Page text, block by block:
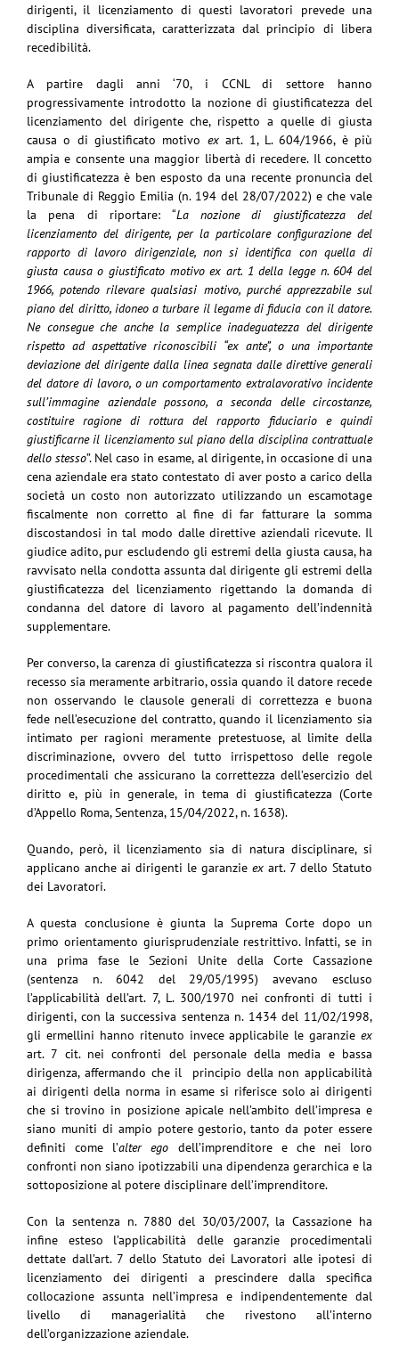
dirigenti, il licenziamento di questi lavoratori prevede una
disciplina diversificata, caratterizzata dal principio di libera
recedibilità.
A partire dagli anni ‘70, i CCNL di settore hanno
progressivamente introdotto la nozione di giustificatezza del
licenziamento del dirigente che, rispetto a quelle di giusta
causa o di giustificato motivo exart. 1, L. 604/1966, è più
ampia e consente una maggior libertà di recedere. Il concetto
di giustificatezza è ben esposto da una recente pronuncia del
Tribunale di Reggio Emilia (n. 194 del 28/07/2022) e che vale
la pena di riportare: “La nozione di giustificatezza del
licenziamento del dirigente, per la particolare configurazione del
rapporto di lavoro dirigenziale, non si identifica con quella di
giusta causa o giustificato motivo ex art. 1 della legge n. 604 del
1966, potendo rilevare qualsiasi motivo, purché apprezzabile sul
piano del diritto, idoneo a turbare il legame di fiducia con il datore.
Ne consegue che anche la semplice inadeguatezza del dirigente
rispetto ad aspettative riconoscibili “ex ante”, o una importante
deviazione del dirigente dalla linea segnata dalle direttive generali
del datore di lavoro, o un comportamento extralavorativo incidente
sull’immagine aziendale possono, a seconda delle circostanze,
costituire ragione di rottura del rapporto fiduciario e quindi
giustificarne il licenziamento sul piano della disciplina contrattuale
dello stesso”. Nel caso in esame, al dirigente, in occasione di una
cena aziendale era stato contestato di aver posto a carico della
società un costo non autorizzato utilizzando un escamotage
fiscalmente non corretto al fine di far fatturare la somma
discostandosi in tal modo dalle direttive aziendali ricevute. Il
giudice adito, pur escludendo gli estremi della giusta causa, ha
ravvisato nella condotta assunta dal dirigente gli estremi della
giustificatezza del licenziamento rigettando la domanda di
condanna del datore di lavoro al pagamento dell’indennità
supplementare.
Per converso, la carenza di giustificatezza si riscontra qualora il
recesso sia meramente arbitrario, ossia quando il datore recede
non osservando le clausole generali di correttezza e buona
fede nell’esecuzione del contratto, quando il licenziamento sia
intimato per ragioni meramente pretestuose, al limite della
discriminazione, ovvero del tutto irrispettoso delle regole
procedimentali che assicurano la correttezza dell’esercizio del
diritto e, più in generale, in tema di giustificatezza (Corte
d’Appello Roma, Sentenza, 15/04/2022, n. 1638).
Quando, però, il licenziamento sia di natura disciplinare, si
applicano anche ai dirigenti le garanzie ex art. 7 dello Statuto
dei Lavoratori.
A questa conclusione è giunta la Suprema Corte dopo un
primo orientamento giurisprudenziale restrittivo. Infatti, se in
una prima fase le Sezioni Unite della Corte Cassazione
(sentenza n. 6042 del 29/05/1995) avevano escluso
l’applicabilità dell’art. 7, L. 300/1970 nei confronti di tutti i
dirigenti, con la successiva sentenza n. 1434 del 11/02/1998,
gli ermellini hanno ritenuto invece applicabile le garanzie ex
art. 7 cit. nei confronti del personale della media e bassa
dirigenza, affermando che il principio della non applicabilità
ai dirigenti della norma in esame si riferisce solo ai dirigenti
che si trovino in posizione apicale nell’ambito dell’impresa e
siano muniti di ampio potere gestorio, tanto da poter essere
definiti come l’alter ego dell’imprenditore e che nei loro
confronti non siano ipotizzabili una dipendenza gerarchica e la
sottoposizione al potere disciplinare dell’imprenditore.
Con la sentenza n. 7880 del 30/03/2007, la Cassazione ha
infine esteso l’applicabilità delle garanzie procedimentali
dettate dall’art. 7 dello Statuto dei Lavoratori alle ipotesi di
licenziamento dei dirigenti a prescindere dalla specifica
collocazione assunta nell’impresa e indipendentemente dal
livello di managerialità che rivestono all’interno
dell’organizzazione aziendale.